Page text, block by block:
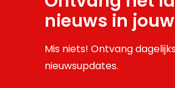
nieuws in
Mis niets! Ontvang
nieuwsupdates.